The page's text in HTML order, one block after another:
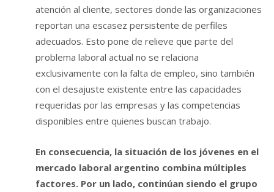
atención al cliente, sectores donde las organizaciones
reportan una escasez persistente de perfiles
adecuados. Esto pone de relieve que parte del
problema laboral actual no se relaciona
exclusivamente con la falta de empleo, sino también
con el desajuste existente entre las capacidades
requeridas por las empresas y las competencias
disponibles entre quienes buscan trabajo.
En consecuencia, la situación de los jóvenes en el
mercado laboral argentino combina múltiples
factores. Por un lado, continúan siendo el grupo